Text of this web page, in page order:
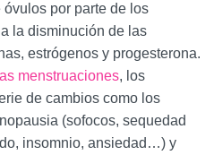
por parte de los
la disminución de las
estrógenos y progesterona.
menstruaciones, los
de cambios como los
(sofocos, sequedad
insomnio, ansiedad…) y